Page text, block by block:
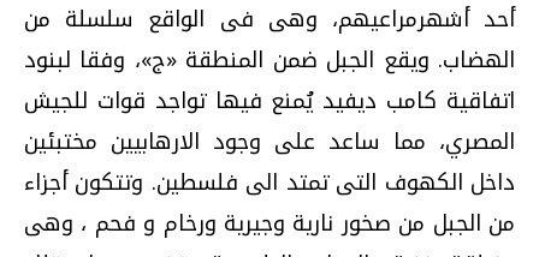
أحد أشهرمراعيهم، وهى فى الواقع سلسلة من
الهضاب. ويقع الجبل ضمن المنطقة «ج»، وفقا لبنود
اتفاقية كامب ديفيد يُمنع فيها تواجد قوات للجيش
المصري، مما ساعد على وجود الارهابيين مختبئين
داخل الكهوف التى تمتد الى فلسطين. وتتكون أجزاء
من الجبل من صخور نارية وجيرية ورخام و فحم ، وهى